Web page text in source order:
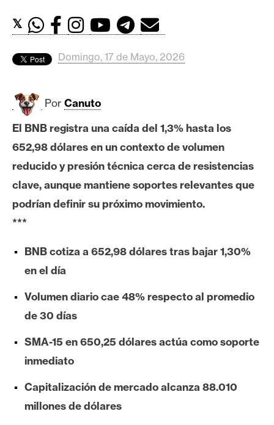
d
s
B
i
t
c
o
i
t
h
r
e
m
I
A
𝕏
Domingo, 17 de Mayo, 2026
Por Canuto
El BNB registra una caída del 1,3% hasta los
652,98 dólares en un contexto de volumen
reducido y presión técnica cerca de resistencias
clave, aunque mantiene soportes relevantes que
podrían definir su próximo movimiento.
***
BNB cotiza a 652,98 dólares tras bajar 1,30%
en el día
Volumen diario cae 48% respecto al promedio
de 30 días
SMA-15 en 650,25 dólares actúa como soporte
inmediato
Capitalización de mercado alcanza 88.010
millones de dólares